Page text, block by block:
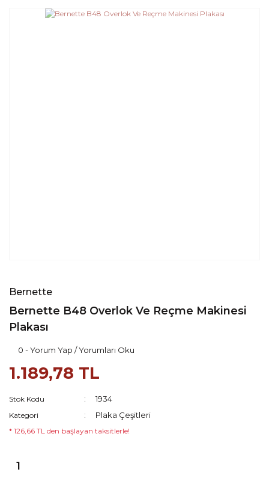
Bernette
Bernette B48 Overlok Ve Reçme Makinesi
Plakası
0 - Yorum Yap / Yorumları Oku
1.189,78 TL
Stok Kodu 1934
Kategori Plaka Çeşitleri
* 126,66 TL den başlayan taksitlerle!